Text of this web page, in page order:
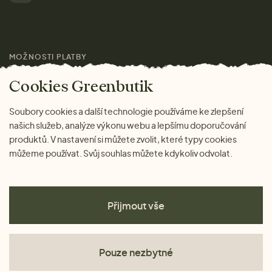
Magazín
MOŽNOSTI PLATBY
Cookies Greenbutik
Soubory cookies a další technologie používáme ke zlepšení
našich služeb, analýze výkonu webu a lepšímu doporučování
produktů. V nastavení si můžete zvolit, které typy cookies
můžeme používat. Svůj souhlas můžete kdykoliv odvolat.
Přijmout vše
Pouze nezbytné